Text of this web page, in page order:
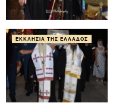
ΕΚΚΛΗΣΊΑ ΤΗΣ ΕΛΛΆΔΟΣ